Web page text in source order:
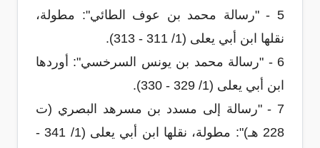
5 - "رسالة محمد بن عوف الطائي": مطولة،
نقلها ابن أبي يعلى (1/ 311 - 313).
6 - "رسالة محمد بن يونس السرخسي": أوردها
ابن أبي يعلى (1/ 329 - 330).
7 - "رسالة إلى مسدد بن مسرهد البصري (ت
228 هـ)": مطولة، نقلها ابن أبي يعلى (1/ 341 -